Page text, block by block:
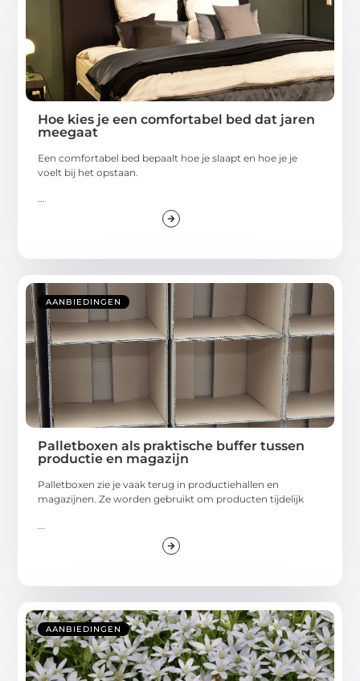
Hoe kies je een comfortabel bed dat jaren
meegaat
Een comfortabel bed bepaalt hoe je slaapt en hoe je je
voelt bij het opstaan.
...
AANBIEDINGEN
Palletboxen als praktische buffer tussen
productie en magazijn
Palletboxen zie je vaak terug in productiehallen en
magazijnen. Ze worden gebruikt om producten tijdelijk
AANBIEDINGEN